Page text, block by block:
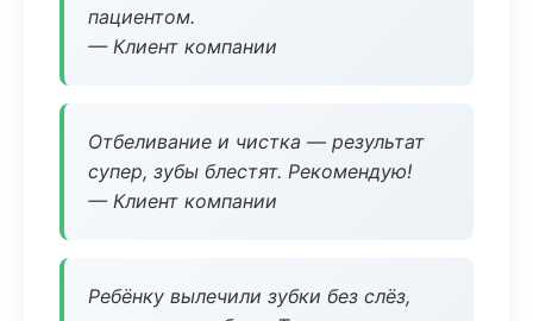
пациентом.
— Клиент компании
Отбеливание и чистка — результат
супер, зубы блестят. Рекомендую!
— Клиент компании
Ребёнку вылечили зубки без слёз,